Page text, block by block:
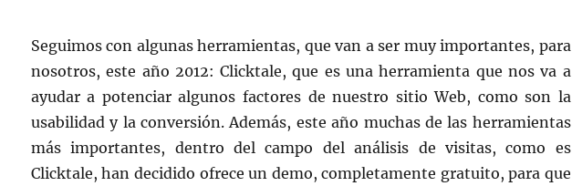
Seguimos con algunas herramientas, que van a ser muy importantes, para
nosotros, este año 2012: Clicktale, que es una herramienta que nos va a
ayudar a potenciar algunos factores de nuestro sitio Web, como son la
usabilidad y la conversión. Además, este año muchas de las herramientas
más importantes, dentro del campo del análisis de visitas, como es
Clicktale, han decidido ofrece un demo, completamente gratuito, para que